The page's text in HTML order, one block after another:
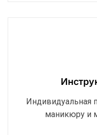
Индивидуальная
маникюру и